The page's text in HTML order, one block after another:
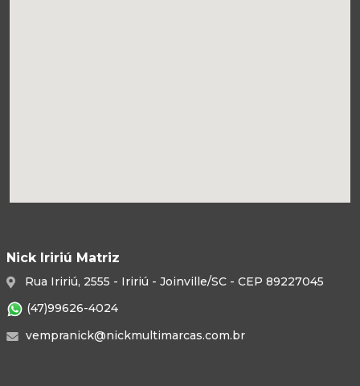
Nick Iririú Matriz
Rua Iririú, 2555 - Iririú - Joinville/SC - CEP 89227045
(47)99626-4024
vempranick@nickmultimarcas.com.br